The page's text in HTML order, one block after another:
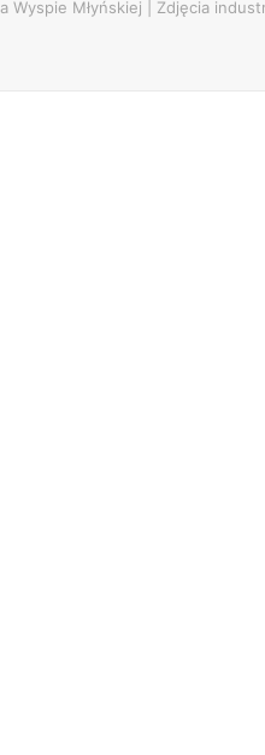
Wyspie Młyńskiej | Zdjęcia